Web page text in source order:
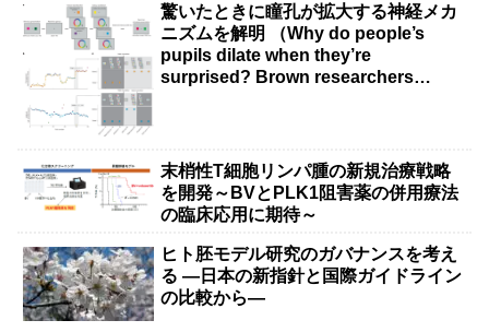
驚いたときに瞳孔が拡大する神経メカ
ニズムを解明 （Why do people’s
pupils dilate when they’re
surprised? Brown researchers
末梢性T細胞リンパ腫の新規治療戦略
を開発～BVとPLK1阻害薬の併用療法
の臨床応用に期待～
ヒト胚モデル研究のガバナンスを考え
る ―日本の新指針と国際ガイドライン
の比較から―